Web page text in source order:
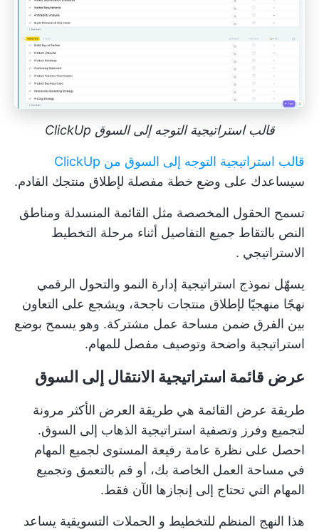
قالب استراتيجية التوجه إلى السوق ClickUp
قالب استراتيجية التوجه إلى السوق من ClickUp
سيساعدك على وضع خطة مفصلة لإطلاق منتجك القادم.
تسمح الحقول المخصصة مثل القائمة المنسدلة ومناطق
النص بالتقاط جميع التفاصيل أثناء مرحلة التخطيط
الاستراتيجي .
يسهّل نموذج استراتيجية إدارة النمو والتحول الرقمي
نهجًا منهجيًا لإطلاق منتجات ناجحة، ويشجع على التعاون
بين الفرق ضمن مساحة عمل مشتركة. وهو يسمح بوضع
استراتيجية واضحة وتوصيف مفصل للمهام.
عرض قائمة استراتيجية الانتقال إلى السوق
طريقة عرض القائمة هي طريقة العرض الأكثر مرونة
لتجميع وفرز وتصفية استراتيجية الذهاب إلى السوق.
احصل على نظرة عامة رفيعة المستوى لجميع المهام
في مساحة العمل الخاصة بك، أو قم بالتعمق وتجميع
المهام التي تحتاج إلى إنجازها الآن فقط.
هذا النهج المنظم للتخطيط و الحملات التسويقية يساعد